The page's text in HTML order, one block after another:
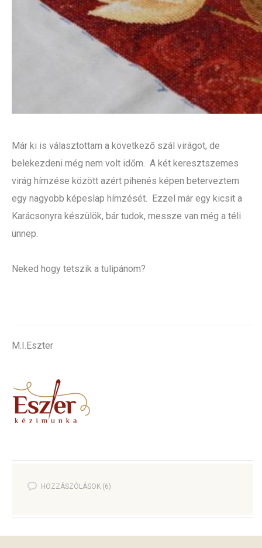
Már ki is választottam a következő szál virágot, de
belekezdeni még nem volt időm. A két keresztszemes
virág hímzése között azért pihenés képen beterveztem
egy nagyobb képeslap hímzését. Ezzel már egy kicsit a
Karácsonyra készülök, bár tudok, messze van még a téli
ünnep.
Neked hogy tetszik a tulipánom?
M.I.Eszter
HOZZÁSZÓLÁSOK (6)